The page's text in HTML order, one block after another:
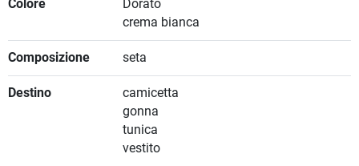
Colore
Dorato
crema bianca
Composizione seta
Destino
camicetta
gonna
tunica
vestito